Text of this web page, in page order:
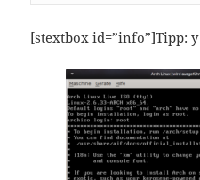
[stextbox id=”info”]Tipp: